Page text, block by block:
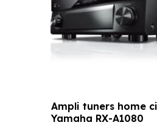
Ampli tuners home
Yamaha RX-A1080